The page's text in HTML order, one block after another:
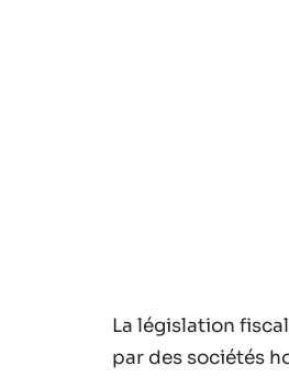
La législation
par des sociétés